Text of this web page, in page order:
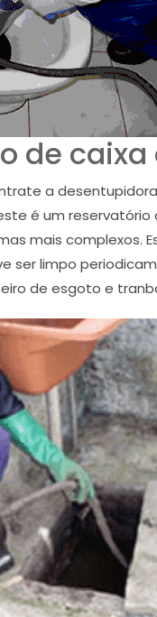
de
a
é um
mais complexos.
ser limpo
de esgoto e